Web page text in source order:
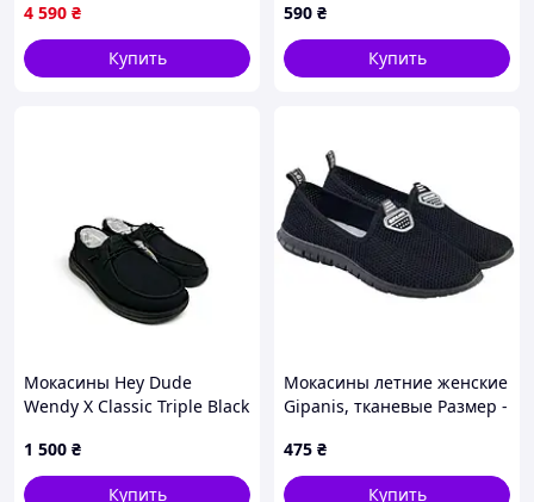
4 590 ₴
Купить
590 ₴
Купить
Мокасины Hey Dude
Wendy X Classic Triple Black
Размер 40 (US W9), стелька
26.5 см
1 500 ₴
Купить
Мокасины летние женские
Gipanis, тканевые Размер -
475 ₴
Купить